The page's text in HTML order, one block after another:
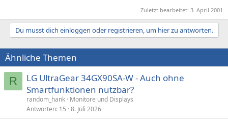
Zuletzt bearbeitet: 3. April 2001
Du musst dich einloggen oder registrieren, um hier zu antworten.
Ähnliche Themen
R
LG UltraGear 34GX90SA-W - Auch ohne
Smartfunktionen nutzbar?
random_hank Monitore und Displays
Antworten 15 8. Juli 2026